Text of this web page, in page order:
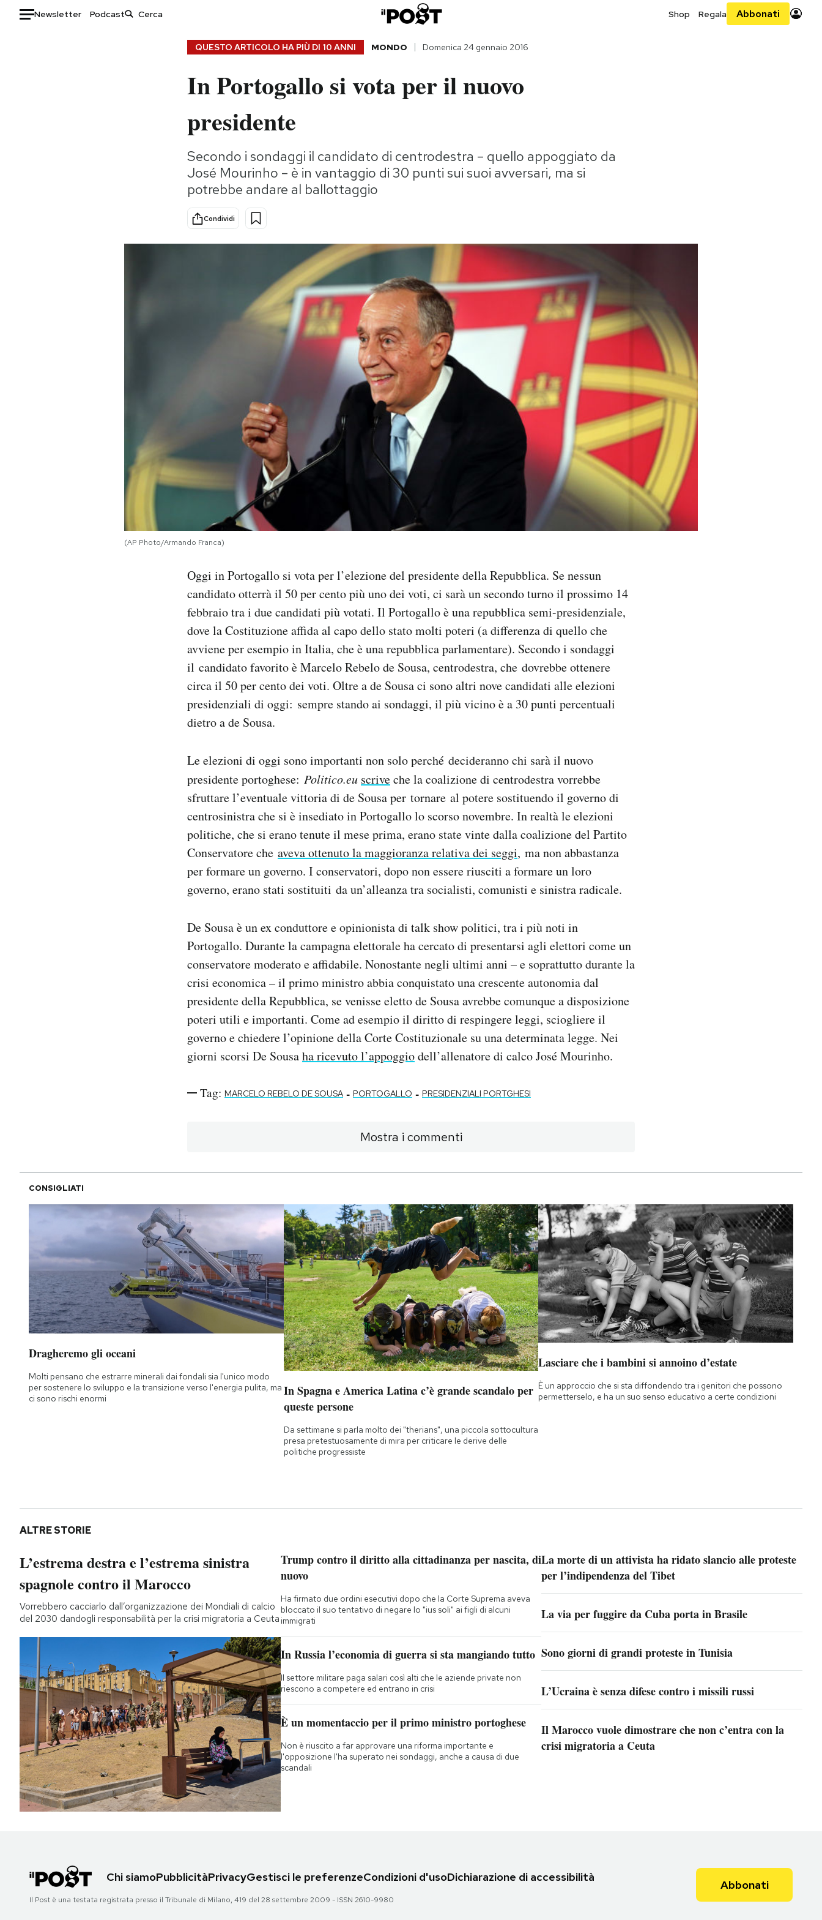
Newsletter Podcast Shop Regala Abbonati
Consumismi
Storie/Idee
Ok Boomer!
Altrecose
Mondiali calcio 2026
QUESTO ARTICOLO HA PIÙ DI 10 ANNI MONDO Domenica 24 gennaio 2016
In Portogallo si vota per il nuovo
presidente
Secondo i sondaggi il candidato di centrodestra – quello appoggiato da
José Mourinho – è in vantaggio di 30 punti sui suoi avversari, ma si
potrebbe andare al ballottaggio
Condividi
(AP Photo/Armando Franca)
Oggi in Portogallo si vota per l’elezione del presidente della Repubblica. Se nessun
candidato otterrà il 50 per cento più uno dei voti, ci sarà un secondo turno il prossimo 14
febbraio tra i due candidati più votati. Il Portogallo è una repubblica semi-presidenziale,
dove la Costituzione affida al capo dello stato molti poteri (a differenza di quello che
avviene per esempio in Italia, che è una repubblica parlamentare). Secondo i sondaggi
il candidato favorito è Marcelo Rebelo de Sousa, centrodestra, che dovrebbe ottenere
circa il 50 per cento dei voti. Oltre a de Sousa ci sono altri nove candidati alle elezioni
presidenziali di oggi: sempre stando ai sondaggi, il più vicino è a 30 punti percentuali
dietro a de Sousa.
Le elezioni di oggi sono importanti non solo perché decideranno chi sarà il nuovo
presidente portoghese: Politico.eu scriveche la coalizione di centrodestra vorrebbe
sfruttare l’eventuale vittoria di de Sousa per tornare al potere sostituendo il governo di
centrosinistra che si è insediato in Portogallo lo scorso novembre. In realtà le elezioni
politiche, che si erano tenute il mese prima, erano state vinte dalla coalizione del Partito
Conservatore che aveva ottenuto la maggioranza relativa dei seggi, ma non abbastanza
per formare un governo. I conservatori, dopo non essere riusciti a formare un loro
governo, erano stati sostituiti da un’alleanza tra socialisti, comunisti e sinistra radicale.
De Sousa è un ex conduttore e opinionista di talk show politici, tra i più noti in
Portogallo. Durante la campagna elettorale ha cercato di presentarsi agli elettori come un
conservatore moderato e affidabile. Nonostante negli ultimi anni – e soprattutto durante la
crisi economica – il primo ministro abbia conquistato una crescente autonomia dal
presidente della Repubblica, se venisse eletto de Sousa avrebbe comunque a disposizione
poteri utili e importanti. Come ad esempio il diritto di respingere leggi, sciogliere il
governo e chiedere l’opinione della Corte Costituzionale su una determinata legge. Nei
giorni scorsi De Sousaha ricevuto l’appoggiodell’allenatore di calco José Mourinho.
Tag: MARCELO REBELO DE SOUSA - PORTOGALLO - PRESIDENZIALI PORTGHESI
Mostra i commenti
CONSIGLIATI
Dragheremo gli oceani
Molti pensano che estrarre minerali dai fondali sia l'unico modo
per sostenere lo sviluppo e la transizione verso l'energia pulita, ma
ci sono rischi enormi
In Spagna e America Latina c’è grande scandalo per
queste persone
Da settimane si parla molto dei "therians", una piccola sottocultura
presa pretestuosamente di mira per criticare le derive delle
politiche progressiste
Lasciare che i bambini si annoino d’estate
È un approccio che si sta diffondendo tra i genitori che possono
permetterselo, e ha un suo senso educativo a certe condizioni
ALTRE STORIE
L’estrema destra e l’estrema sinistra
spagnole contro il Marocco
Vorrebbero cacciarlo dall’organizzazione dei Mondiali di calcio
del 2030 dandogli responsabilità per la crisi migratoria a Ceuta
Trump contro il diritto alla cittadinanza per nascita, di
nuovo
Ha firmato due ordini esecutivi dopo che la Corte Suprema aveva
bloccato il suo tentativo di negare lo "ius soli" ai figli di alcuni
immigrati
In Russia l’economia di guerra si sta mangiando tutto
Il settore militare paga salari così alti che le aziende private non
riescono a competere ed entrano in crisi
È un momentaccio per il primo ministro portoghese
Non è riuscito a far approvare una riforma importante e
l'opposizione l'ha superato nei sondaggi, anche a causa di due
scandali
La morte di un attivista ha ridato slancio alle proteste
per l’indipendenza del Tibet
La via per fuggire da Cuba porta in Brasile
Sono giorni di grandi proteste in Tunisia
L’Ucraina è senza difese contro i missili russi
Il Marocco vuole dimostrare che non c’entra con la
crisi migratoria a Ceuta
Chi siamoPubblicitàPrivacyGestisci le preferenzeCondizioni d'usoDichiarazione di accessibilità
Il Post è una testata registrata presso il Tribunale di Milano, 419 del 28 settembre 2009 - ISSN 2610-9980
Abbonati